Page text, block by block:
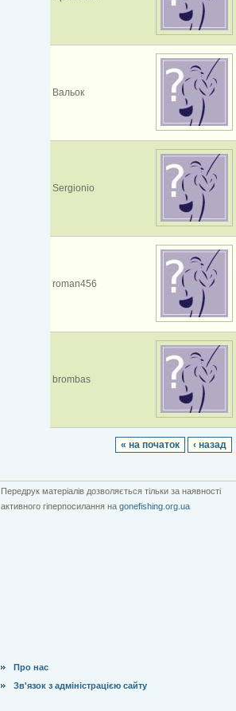
Вальок
Sergionio
roman456
brombas
« на початок ‹ назад
Передрук матеріалів дозволяється тільки за наявності
активного гіперпосилання на gonefishing.org.ua
Про нас
Зв'язок з адміністрацією сайту